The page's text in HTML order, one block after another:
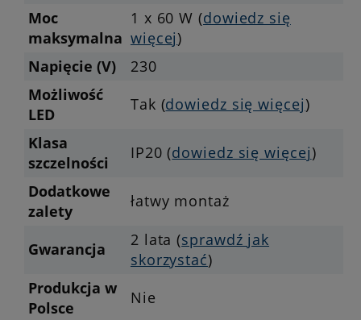
Moc
maksymalna
1 x 60 W (dowiedz się
więcej)
Napięcie (V)
230
Możliwość
LED
Tak (dowiedz się więcej)
Klasa
szczelności
IP20 (dowiedz się więcej)
Dodatkowe
zalety
łatwy montaż
Gwarancja 2 lata (sprawdź jak
skorzystać)
Produkcja w
Polsce
Nie